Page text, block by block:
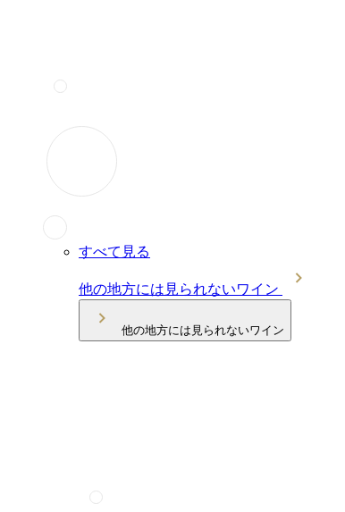
すべて見る
他の地方には見られないワイン
他の地方には見られないワイン